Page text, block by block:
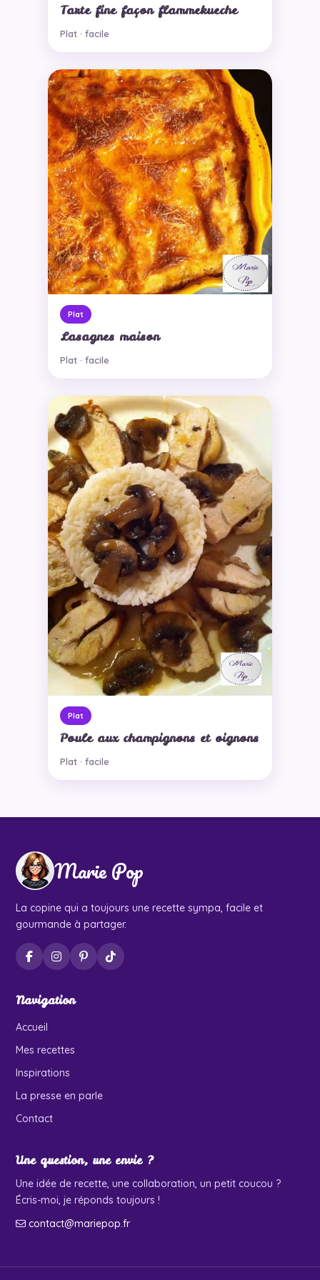
Tarte fine façon flammekueche
Plat · facile
Plat
Lasagnes maison
Plat · facile
Plat
Poule aux champignons et oignons
Plat · facile
Marie Pop
La copine qui a toujours une recette sympa, facile et
gourmande à partager.
Navigation
Accueil
Mes recettes
Inspirations
La presse en parle
Contact
Une question, une envie ?
Une idée de recette, une collaboration, un petit coucou ?
Écris-moi, je réponds toujours !
contact@mariepop.fr